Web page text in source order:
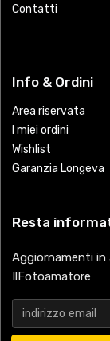
Contatti
Info & Ordini
Area riservata
I miei ordini
Wishlist
Garanzia Longeva
Resta
Aggiornamenti
IlFotoamatore